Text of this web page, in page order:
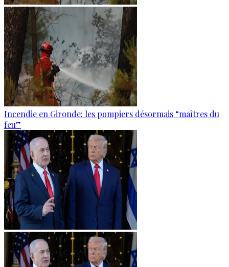
Incendie en Gironde: les pompiers désormais “maîtres du
feu”